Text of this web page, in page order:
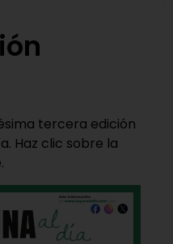
tercera edición
Haz clic sobre la